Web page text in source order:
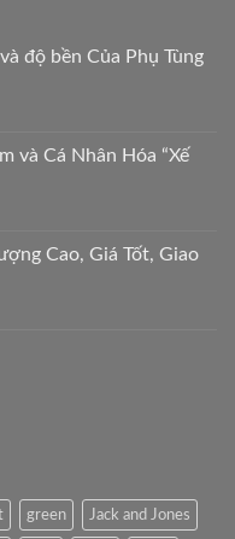
độ bền Của Phụ Tùng
và Cá Nhân Hóa “Xế
Cao, Giá Tốt, Giao
green Jack and Jones